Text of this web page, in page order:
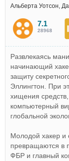
Альберта Уотсон,
7.1
28968
Развлекаясь
начинающий
защиту
Эллингтон. При
хищения
компьютерный
глобальной
Молодой хакер и
превращаются в
ФБР и главный